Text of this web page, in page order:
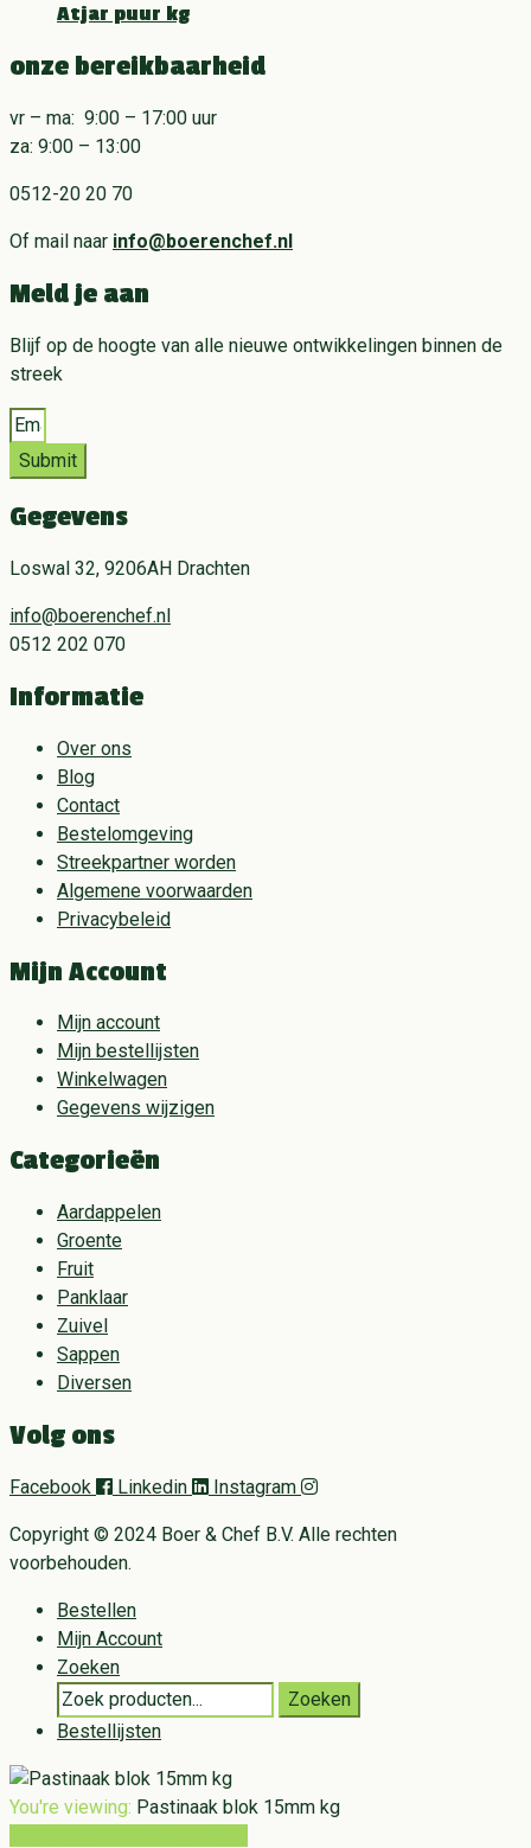
Atjar puur kg
onze bereikbaarheid
vr – ma: 9:00 – 17:00 uur
za: 9:00 – 13:00
0512-20 20 70
Of mail naar info@boerenchef.nl
Meld je aan
Blijf op de hoogte van alle nieuwe ontwikkelingen binnen de
streek
Submit
Gegevens
Loswal 32, 9206AH Drachten
info@boerenchef.nl
0512 202 070
Informatie
Over ons
Blog
Contact
Bestelomgeving
Streekpartner worden
Algemene voorwaarden
Privacybeleid
Mijn Account
Mijn account
Mijn bestellijsten
Winkelwagen
Gegevens wijzigen
Categorieën
Aardappelen
Groente
Fruit
Panklaar
Zuivel
Sappen
Diversen
Volg ons
Facebook Linkedin Instagram
Copyright © 2024 Boer & Chef B.V. Alle rechten
voorbehouden.
Bestellen
Mijn Account
Zoeken
Search
for:
Zoeken
Bestellijsten
You're viewing: Pastinaak blok 15mm kg